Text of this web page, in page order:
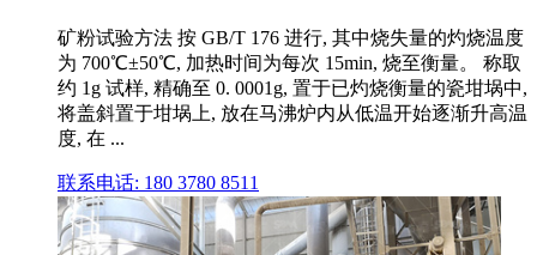
矿粉试验方法 按 GB/T 176 进行, 其中烧失量的灼烧温度
为 700℃±50℃, 加热时间为每次 15min, 烧至衡量。 称取
约 1g 试样, 精确至 0. 0001g, 置于已灼烧衡量的瓷坩埚中,
将盖斜置于坩埚上, 放在马沸炉内从低温开始逐渐升高温
度, 在 ...
联系电话: 180 3780 8511